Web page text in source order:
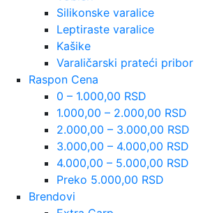
Silikonske varalice
Leptiraste varalice
Kašike
Varaličarski prateći pribor
Raspon Cena
0 – 1.000,00 RSD
1.000,00 – 2.000,00 RSD
2.000,00 – 3.000,00 RSD
3.000,00 – 4.000,00 RSD
4.000,00 – 5.000,00 RSD
Preko 5.000,00 RSD
Brendovi